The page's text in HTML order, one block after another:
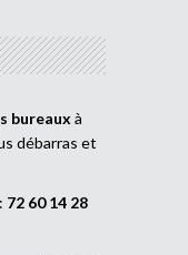
bureaux à
débarras et
72 60 14 28